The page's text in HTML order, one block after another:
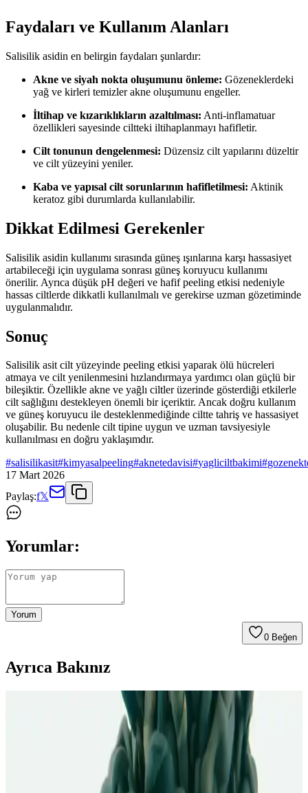
Faydaları ve Kullanım Alanları
Salisilik asidin en belirgin faydaları şunlardır:
Akne ve siyah nokta oluşumunu önleme: Gözeneklerdeki
yağ ve kirleri temizler akne oluşumunu engeller.
İltihap ve kızarıklıkların azaltılması: Anti-inflamatuar
özellikleri sayesinde ciltteki iltihaplanmayı hafifletir.
Cilt tonunun dengelenmesi: Düzensiz cilt yapılarını düzeltir
ve cilt yüzeyini yeniler.
Kaba ve yapısal cilt sorunlarının hafifletilmesi: Aktinik
keratoz gibi durumlarda kullanılabilir.
Dikkat Edilmesi Gerekenler
Salisilik asidin kullanımı sırasında güneş ışınlarına karşı hassasiyet
artabileceği için uygulama sonrası güneş koruyucu kullanımı
önerilir. Ayrıca düşük pH değeri ve hafif peeling etkisi nedeniyle
hassas ciltlerde dikkatli kullanılmalı ve gerekirse uzman gözetiminde
uygulanmalıdır.
Sonuç
Salisilik asit cilt yüzeyinde peeling etkisi yaparak ölü hücreleri
atmaya ve cilt yenilenmesini hızlandırmaya yardımcı olan güçlü bir
bileşiktir. Özellikle akne ve yağlı ciltler üzerinde gösterdiği etkilerle
cilt sağlığını destekleyen önemli bir içeriktir. Ancak doğru kullanım
ve güneş koruyucu ile desteklenmediğinde ciltte tahriş ve hassasiyet
oluşabilir. Bu nedenle cilt tipine uygun ve uzman tavsiyesiyle
kullanılması en doğru yaklaşımdır.
#salisilikasit#kimyasalpeeling#aknetedavisi#yagliciltbakimi#
17 Mart 2026
Paylaş:f𝕏
Yorumlar:
Yorum
0 Beğen
Ayrıca Bakınız
Salisilik Asit ile Cilt Problemlerine Etkili Çözüm ve
Kullanım Yöntemleri
Salisilik asit, akne ve siyah noktalarla mücadelede etkili olup,
gözenekleri temizler ve cilt sağlığını destekler. Doğru kullanım ve
dikkat edilmesi gerekenler ile sağlıklı ciltlere ulaşmak mümkün.